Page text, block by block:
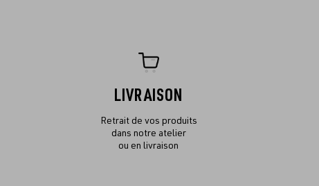
LIVRAISON
Retrait de vos produits
dans notre atelier
ou en livraison